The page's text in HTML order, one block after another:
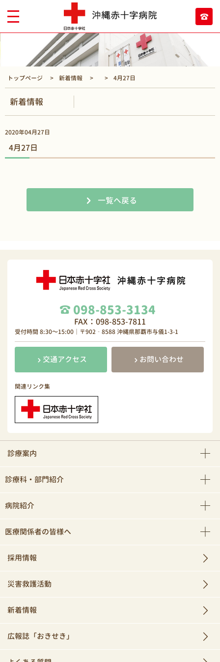
トップページ 新着情報 4月27日
新着情報
2020年04月27日
4月27日
一覧へ戻る
098-853-3134
FAX：098-853-7811
受付時間 8:30～15:00｜〒902‐8588 沖縄県那覇市与儀1-3-1
交通アクセス お問い合わせ
関連リンク集
診療案内
診療科・部門紹介
病院紹介
医療関係者の皆様へ
採用情報
災害救護活動
新着情報
広報誌「おきせき」